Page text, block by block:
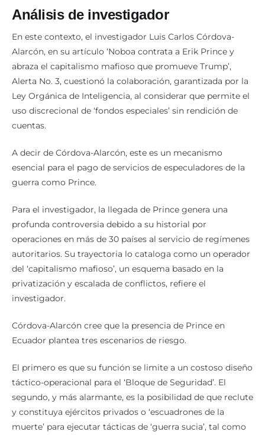
Análisis de investigador
En este contexto, el investigador Luis Carlos Córdova-
Alarcón, en su artículo ‘Noboa contrata a Erik Prince y
abraza el capitalismo mafioso que promueve Trump’,
Alerta No. 3, cuestionó la colaboración, garantizada por la
Ley Orgánica de Inteligencia, al considerar que permite el
uso discrecional de ‘fondos especiales’ sin rendición de
cuentas.
A decir de Córdova-Alarcón, este es un mecanismo
esencial para el pago de servicios de especuladores de la
guerra como Prince.
Para el investigador, la llegada de Prince genera una
profunda controversia debido a su historial por
operaciones en más de 30 países al servicio de regímenes
autoritarios. Su trayectoria lo cataloga como un operador
del ‘capitalismo mafioso’, un esquema basado en la
privatización y escalada de conflictos, refiere el
investigador.
Córdova-Alarcón cree que la presencia de Prince en
Ecuador plantea tres escenarios de riesgo.
El primero es que su función se limite a un costoso diseño
táctico-operacional para el ‘Bloque de Seguridad’. El
segundo, y más alarmante, es la posibilidad de que reclute
y constituya ejércitos privados o ‘escuadrones de la
muerte’ para ejecutar tácticas de ‘guerra sucia’, tal como